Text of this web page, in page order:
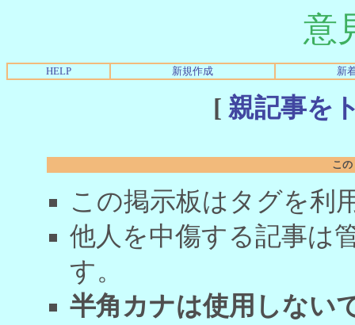
意
HELP 新規作成 新
[ 親記事を
こ
この掲示板はタグを利
他人を中傷する記事は
す。
半角カナは使用しない